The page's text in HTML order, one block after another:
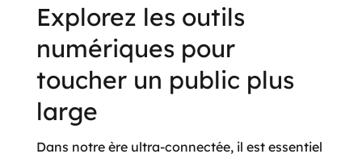
Explorez les outils
numériques pour
toucher un public plus
large
Dans notre ère ultra-connectée, il est essentiel